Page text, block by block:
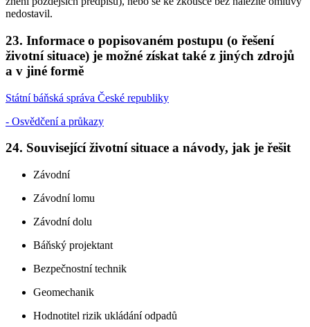
nedostavil.
23. Informace o popisovaném postupu (o řešení
životní situace) je možné získat také z jiných zdrojů
a v jiné formě
Státní báňská správa České republiky
- Osvědčení a průkazy
24. Související životní situace a návody, jak je řešit
Závodní
Závodní lomu
Závodní dolu
Báňský projektant
Bezpečnostní technik
Geomechanik
Hodnotitel rizik ukládání odpadů